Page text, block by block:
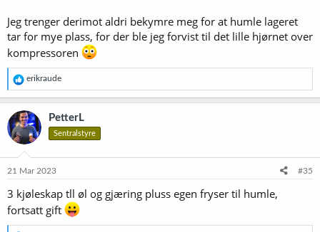
Jeg trenger derimot aldri bekymre meg for at humle lageret
tar for mye plass, for der ble jeg forvist til det lille hjørnet over
kompressoren
R
e
a
k
s
j
o
e
:
erikraude
PetterL
Sentralstyre
21 Mar 2023 #35
3 kjøleskap tll øl og gjæring pluss egen fryser til humle,
fortsatt gift